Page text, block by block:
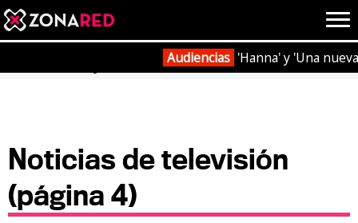
{literal}{/literal}
HOME JUEGOS
NOTICIAS
Audiencias 'Hanna' y 'Una
Noticias de televisión
(página 4)